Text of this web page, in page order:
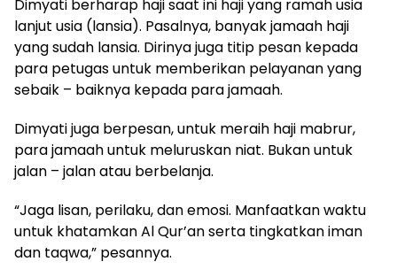
Dimyati berharap haji saat ini haji yang ramah usia
lanjut usia (lansia). Pasalnya, banyak jamaah haji
yang sudah lansia. Dirinya juga titip pesan kepada
para petugas untuk memberikan pelayanan yang
sebaik – baiknya kepada para jamaah.
Dimyati juga berpesan, untuk meraih haji mabrur,
para jamaah untuk meluruskan niat. Bukan untuk
jalan – jalan atau berbelanja.
“Jaga lisan, perilaku, dan emosi. Manfaatkan waktu
untuk khatamkan Al Qur’an serta tingkatkan iman
dan taqwa,” pesannya.